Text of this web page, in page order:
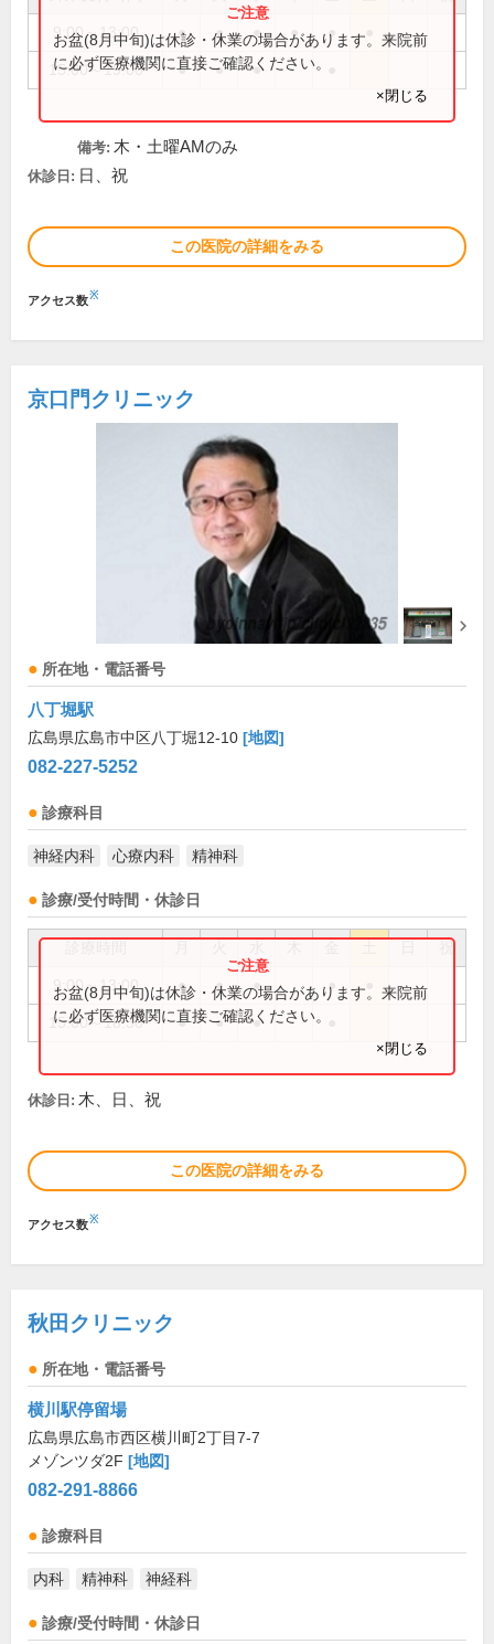
9:00～13:00 ● ● ● ● ●
15:00～19:00 ● ● ●
お盆(8月中旬)は休診・休業の場合があります。来院前
に必ず医療機関に直接ご確認ください。
×閉じる
備考: 木・土曜AMのみ
休診日: 日、祝
この医院の詳細をみる
アクセス数※
京口門クリニック
所在地・電話番号
八丁堀駅
広島県広島市中区八丁堀12-10 [地図]
082-227-5252
診療科目
神経内科 心療内科 精神科
診療/受付時間・休診日
祝
9:00～13:00 ● ● ● ●
15:00～18:30 ● ● ●
お盆(8月中旬)は休診・休業の場合があります。来院前
に必ず医療機関に直接ご確認ください。
×閉じる
休診日: 木、日、祝
この医院の詳細をみる
アクセス数※
秋田クリニック
所在地・電話番号
横川駅停留場
広島県広島市西区横川町2丁目7-7
メゾンツダ2F [地図]
082-291-8866
診療科目
内科 精神科 神経科
診療/受付時間・休診日